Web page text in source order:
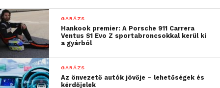
meggyőző keverékét kínálja majd egy hatékony
hibrid hajtáslánccal ötvözve.
Hans de Jaeger, a Honda Motor Europe vezető alelnöke
így nyilatkozott erről:
GARÁZS
Hankook premier: A Porsche 911 Carrera
Ventus S1 Evo Z sportabroncsokkal kerül ki
a gyárból
GARÁZS
Az önvezető autók jövője – lehetőségek és
kérdőjelek